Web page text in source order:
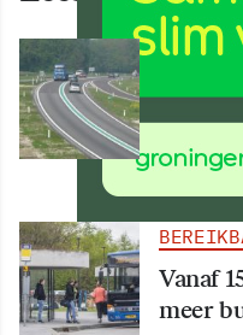
Deel
Vanaf
meer